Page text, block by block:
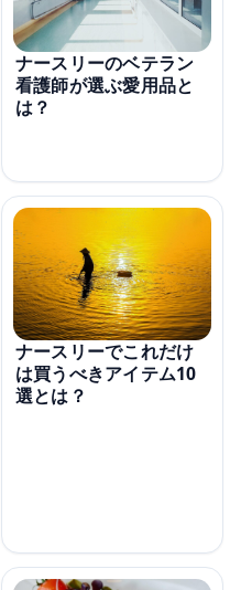
ナースリーのベテラン
看護師が選ぶ愛用品と
は？
ナースリーでこれだけ
は買うべきアイテム10
選とは？